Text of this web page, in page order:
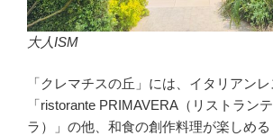
大人ISM
「クレマチスの丘」には、イタリアン
「ristorante PRIMAVERA（リストラ
ラ）」の他、和食の創作料理が楽しめ